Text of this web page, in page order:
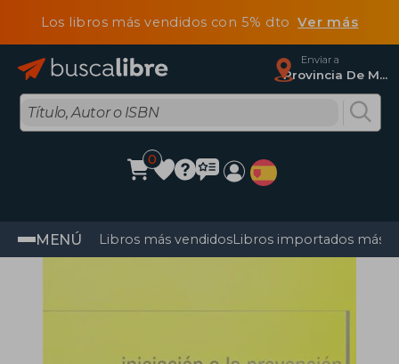
Los libros más vendidos con 5% dtoVer más
Enviar a
Provincia De Madrid
0
MENÚ Libros más vendidosLibros importados más